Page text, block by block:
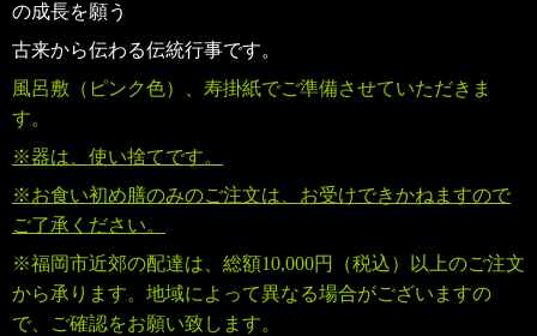
の成長を願う
古来から伝わる伝統行事です。
風呂敷（ピンク色）、寿掛紙でご準備させていただきま
す。
※器は、使い捨てです。
※お食い初め膳のみのご注文は、お受けできかねますので
ご了承ください。
※福岡市近郊の配達は、 総額10,000円（税込）
以上のご注文
から承ります。地域によって異なる場合がございますの
で、ご確認をお願い致します。